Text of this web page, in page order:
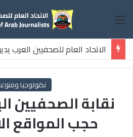
القائمة
الاتحاد العام للصحفيين العرب
ثلاثة صحفيين فلسطينيين
تكنولوجيا
نقابة الصحفيين
حجب المواقع